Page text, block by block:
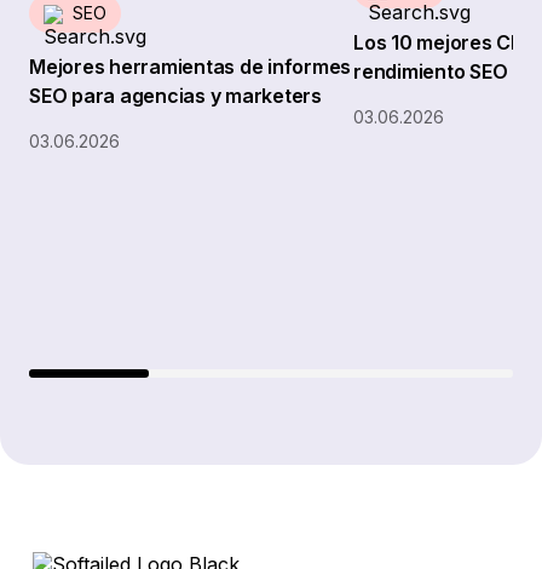
SEO
Mejores herramientas de informes
SEO para agencias y marketers
03.06.2026
Los 10 mejores
rendimiento SEO
03.06.2026